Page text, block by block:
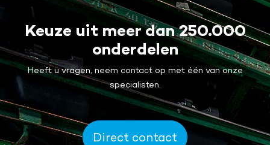
Keuze uit meer dan 250.000
onderdelen
Heeft u vragen, neem contact op met één van onze
specialisten.
Direct contact